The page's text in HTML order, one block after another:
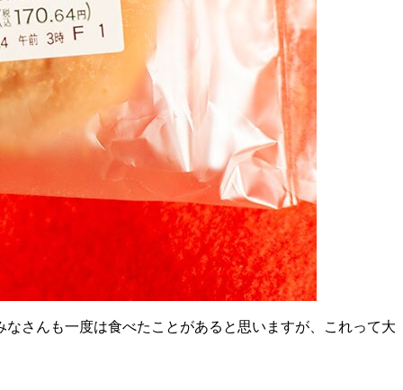
さんも一度は食べたことがあると思いますが、これって大